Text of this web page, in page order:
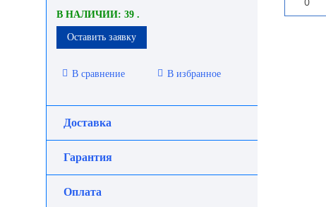
В НАЛИЧИИ: 39 .
Оставить заявку
В сравнение В избранное
Доставка
Гарантия
Оплата